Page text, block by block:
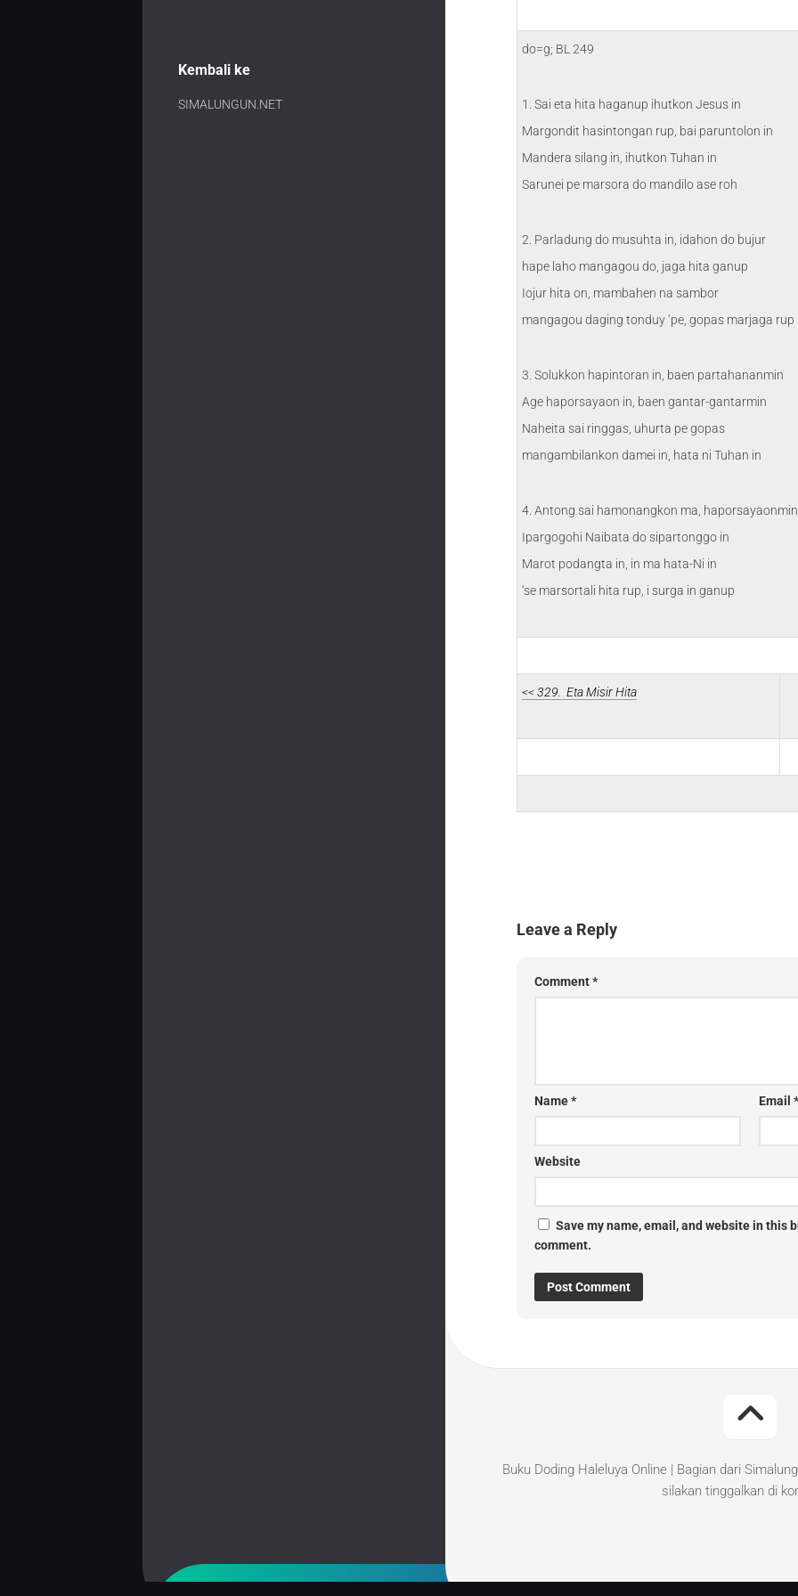
Kembali ke
SIMALUNGUN.NET
do=g; BL 249
1. Sai eta hita haganup ihutkon Jesus in
Margondit hasintongan rup, bai paruntolon in
Mandera silang in, ihutkon Tuhan in
Sarunei pe marsora do mandilo ase roh
2. Parladung do musuhta in, idahon do bujur
hape laho mangagou do, jaga hita ganup
Iojur hita on, mambahen na sambor
mangagou daging tonduy ‘pe, gopas marjaga rup
3. Solukkon hapintoran in, baen partahananmin
Age haporsayaon in, baen gantar-gantarmin
Naheita sai ringgas, uhurta pe gopas
mangambilankon damei in, hata ni Tuhan in
4. Antong sai hamonangkon ma, haporsayaonmin
Ipargogohi Naibata do sipartonggo in
Marot podangta in, in ma hata-Ni in
‘se marsortali hita rup, i surga in ganup
<< 329. Eta Misir Hita
Leave a Reply
Comment*
Name* Email *
Website
Save my name, email, and website in this
comment.
Buku Doding Haleluya Online | Bagian dari
silakan tinggalkan di